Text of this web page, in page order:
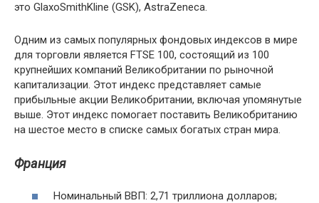
это GlaxoSmithKline (GSK), AstraZeneca.
Одним из самых популярных фондовых индексов в мире
для торговли является FTSE 100, состоящий из 100
крупнейших компаний Великобритании по рыночной
капитализации. Этот индекс представляет самые
прибыльные акции Великобритании, включая упомянутые
выше. Этот индекс помогает поставить Великобританию
на шестое место в списке самых богатых стран мира.
Франция
Номинальный ВВП: 2,71 триллиона долларов;